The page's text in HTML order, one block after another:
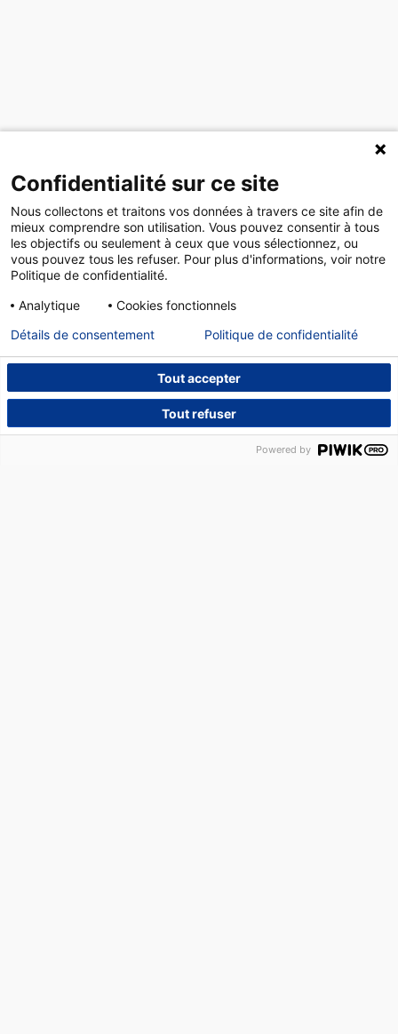
14, PLACE DES HALLES – 67000 STRASBOURG –
NOUS CONTACTER DÉPANNAGE
Confidentialité sur ce site
Nous collectons et traitons vos données à travers ce site afin de
mieux comprendre son utilisation. Vous pouvez consentir à tous
les objectifs ou seulement à ceux que vous sélectionnez, ou
vous pouvez tous les refuser. Pour plus d'informations, voir notre
Politique de confidentialité.
Analytique
Cookies fonctionnels
Tout accepter
Tout refuser
Détails de consentement Politique de confidentialité
Powered by